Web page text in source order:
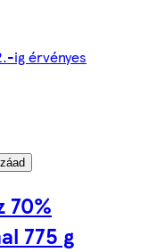
ig érvényes
70%
775 g